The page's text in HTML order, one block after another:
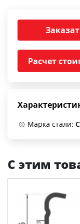
Расчет
Марка стали:
С этим